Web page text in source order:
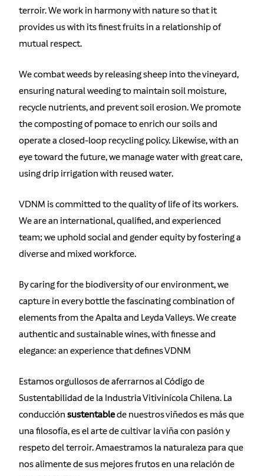
terroir. We work in harmony with nature so that it
provides us with its finest fruits in a relationship of
mutual respect.
We combat weeds by releasing sheep into the vineyard,
ensuring natural weeding to maintain soil moisture,
recycle nutrients, and prevent soil erosion. We promote
the composting of pomace to enrich our soils and
operate a closed-loop recycling policy. Likewise, with an
eye toward the future, we manage water with great care,
using drip irrigation with reused water.
VDNM is committed to the quality of life of its workers.
We are an international, qualified, and experienced
team; we uphold social and gender equity by fostering a
diverse and mixed workforce.
By caring for the biodiversity of our environment, we
capture in every bottle the fascinating combination of
elements from the Apalta and Leyda Valleys. We create
authentic and sustainable wines, with finesse and
elegance: an experience that defines VDNM
Estamos orgullosos de aferrarnos al Código de
Sustentabilidad de la Industria Vitivinícola Chilena. La
conducción sustentablede nuestros viñedos es más que
una filosofía, es el arte de cultivar la viña con pasión y
respeto del terroir. Amaestramos la naturaleza para que
nos alimente de sus mejores frutos en una relación de